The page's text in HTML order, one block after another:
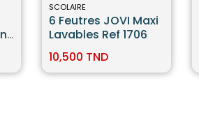
SCOLAIRE
6 Feutres JOVI Maxi
Lavables Ref 1706
10,500 TND